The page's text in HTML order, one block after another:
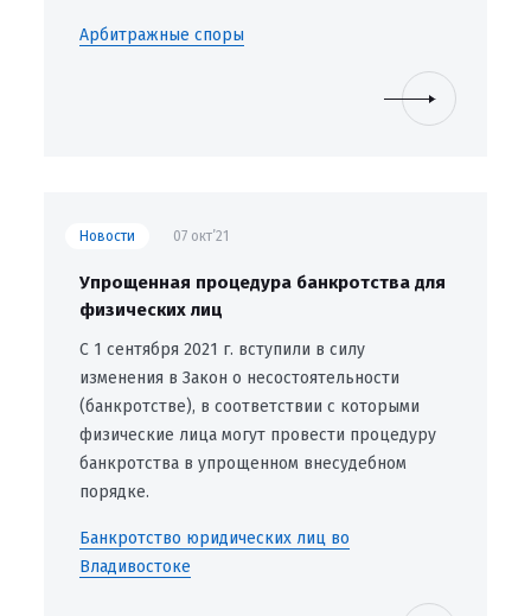
Арбитражные споры
Новости 07 окт’21
Упрощенная процедура банкротства для
физических лиц
С 1 сентября 2021 г. вступили в силу
изменения в Закон о несостоятельности
(банкротстве), в соответствии с которыми
физические лица могут провести процедуру
банкротства в упрощенном внесудебном
порядке.
Банкротство юридических лиц во
Владивостоке